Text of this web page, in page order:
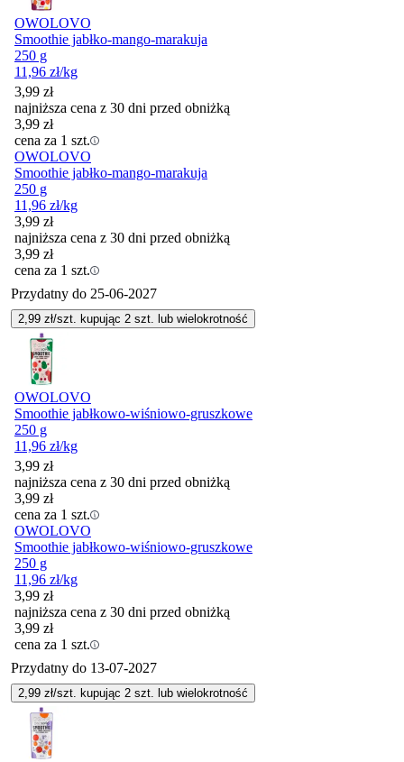
OWOLOVO
Smoothie jabłko-mango-marakuja
250 g
11,96 zł/kg
3,99 zł
najniższa cena z 30 dni przed obniżką
3,99 zł
cena za 1 szt.
OWOLOVO
Smoothie jabłko-mango-marakuja
250 g
11,96 zł/kg
3,99 zł
najniższa cena z 30 dni przed obniżką
3,99 zł
cena za 1 szt.
Przydatny do 25-06-2027
2,99 zł/szt. kupując 2 szt. lub wielokrotność
OWOLOVO
Smoothie jabłkowo-wiśniowo-gruszkowe
250 g
11,96 zł/kg
3,99 zł
najniższa cena z 30 dni przed obniżką
3,99 zł
cena za 1 szt.
OWOLOVO
Smoothie jabłkowo-wiśniowo-gruszkowe
250 g
11,96 zł/kg
3,99 zł
najniższa cena z 30 dni przed obniżką
3,99 zł
cena za 1 szt.
Przydatny do 13-07-2027
2,99 zł/szt. kupując 2 szt. lub wielokrotność